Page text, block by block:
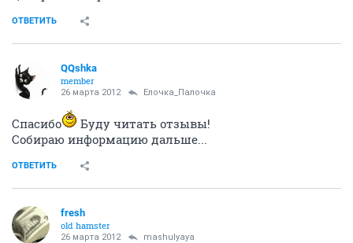
ОТВЕТИТЬ
QQshka
member
26 марта 2012 Ёлочка_Палочка
Спасибо
Буду читать отзывы!
Собираю информацию дальше...
ОТВЕТИТЬ
fresh
old hamster
26 марта 2012 mashulyaya